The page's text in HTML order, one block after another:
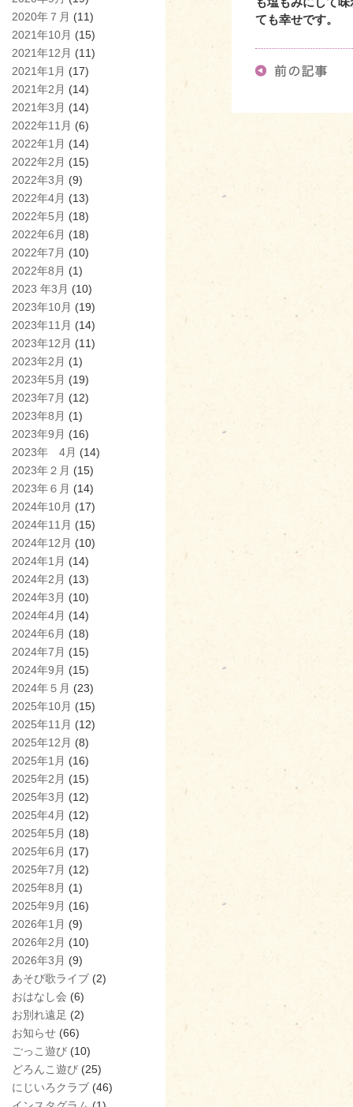
2020年７月 (11)
2021年10月 (15)
2021年12月 (11)
2021年1月 (17)
2021年2月 (14)
2021年3月 (14)
2022年11月 (6)
2022年1月 (14)
2022年2月 (15)
2022年3月 (9)
2022年4月 (13)
2022年5月 (18)
2022年6月 (18)
2022年7月 (10)
2022年8月 (1)
2023 年3月 (10)
2023年10月 (19)
2023年11月 (14)
2023年12月 (11)
2023年2月 (1)
2023年5月 (19)
2023年7月 (12)
2023年8月 (1)
2023年9月 (16)
2023年 4月 (14)
2023年２月 (15)
2023年６月 (14)
2024年10月 (17)
2024年11月 (15)
2024年12月 (10)
2024年1月 (14)
2024年2月 (13)
2024年3月 (10)
2024年4月 (14)
2024年6月 (18)
2024年7月 (15)
2024年9月 (15)
2024年５月 (23)
2025年10月 (15)
2025年11月 (12)
2025年12月 (8)
2025年1月 (16)
2025年2月 (15)
2025年3月 (12)
2025年4月 (12)
2025年5月 (18)
2025年6月 (17)
2025年7月 (12)
2025年8月 (1)
2025年9月 (16)
2026年1月 (9)
2026年2月 (10)
2026年3月 (9)
あそび歌ライブ (2)
おはなし会 (6)
お別れ遠足 (2)
お知らせ (66)
ごっこ遊び (10)
どろんこ遊び (25)
にじいろクラブ (46)
ても幸せです。